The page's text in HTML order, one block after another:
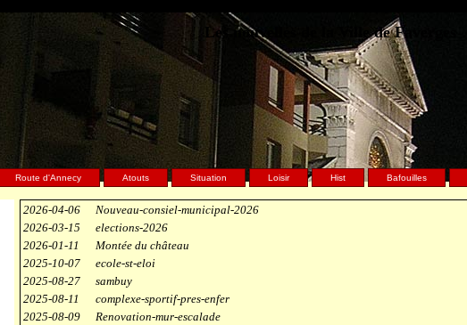
Les nouvelles de la Ville de Faverges
Route d'Annecy Atouts Situation Loisir Hist Bafouilles
2026-04-06
Nouveau-consiel-municipal-2026
2026-03-15
elections-2026
2026-01-11
Montée du château
2025-10-07
ecole-st-eloi
2025-08-27
sambuy
2025-08-11
complexe-sportif-pres-enfer
2025-08-09
Renovation-mur-escalade